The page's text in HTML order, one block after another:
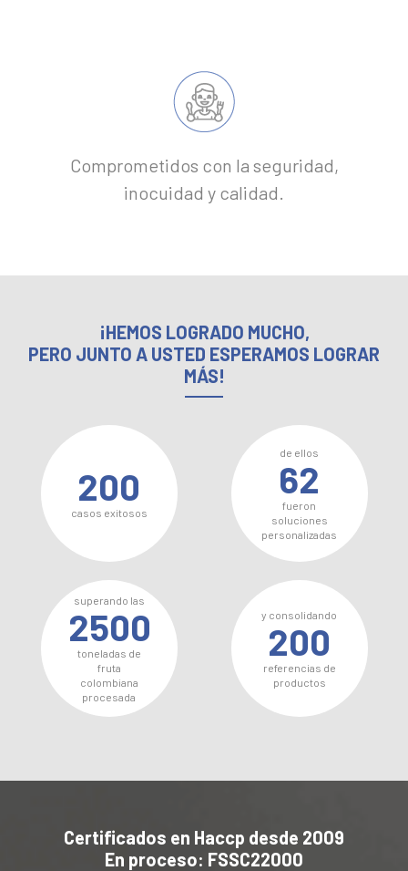
Comprometidos con la seguridad,
inocuidad y calidad.
¡HEMOS LOGRADO MUCHO,
PERO JUNTO A USTED ESPERAMOS LOGRAR
MÁS!
200
casos exitosos
de ellos
62
fueron
soluciones
personalizadas
superando las
2500
toneladas de
fruta
colombiana
procesada
y consolidando
200
referencias de
productos
Certificados en Haccp desde 2009
En proceso: FSSC22000